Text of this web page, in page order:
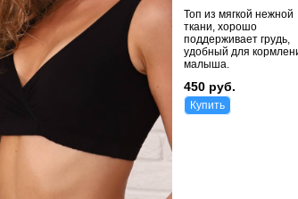
Топ из мягкой нежной
ткани, хорошо
поддерживает грудь,
удобный для
малыша.
450 руб.
Купить